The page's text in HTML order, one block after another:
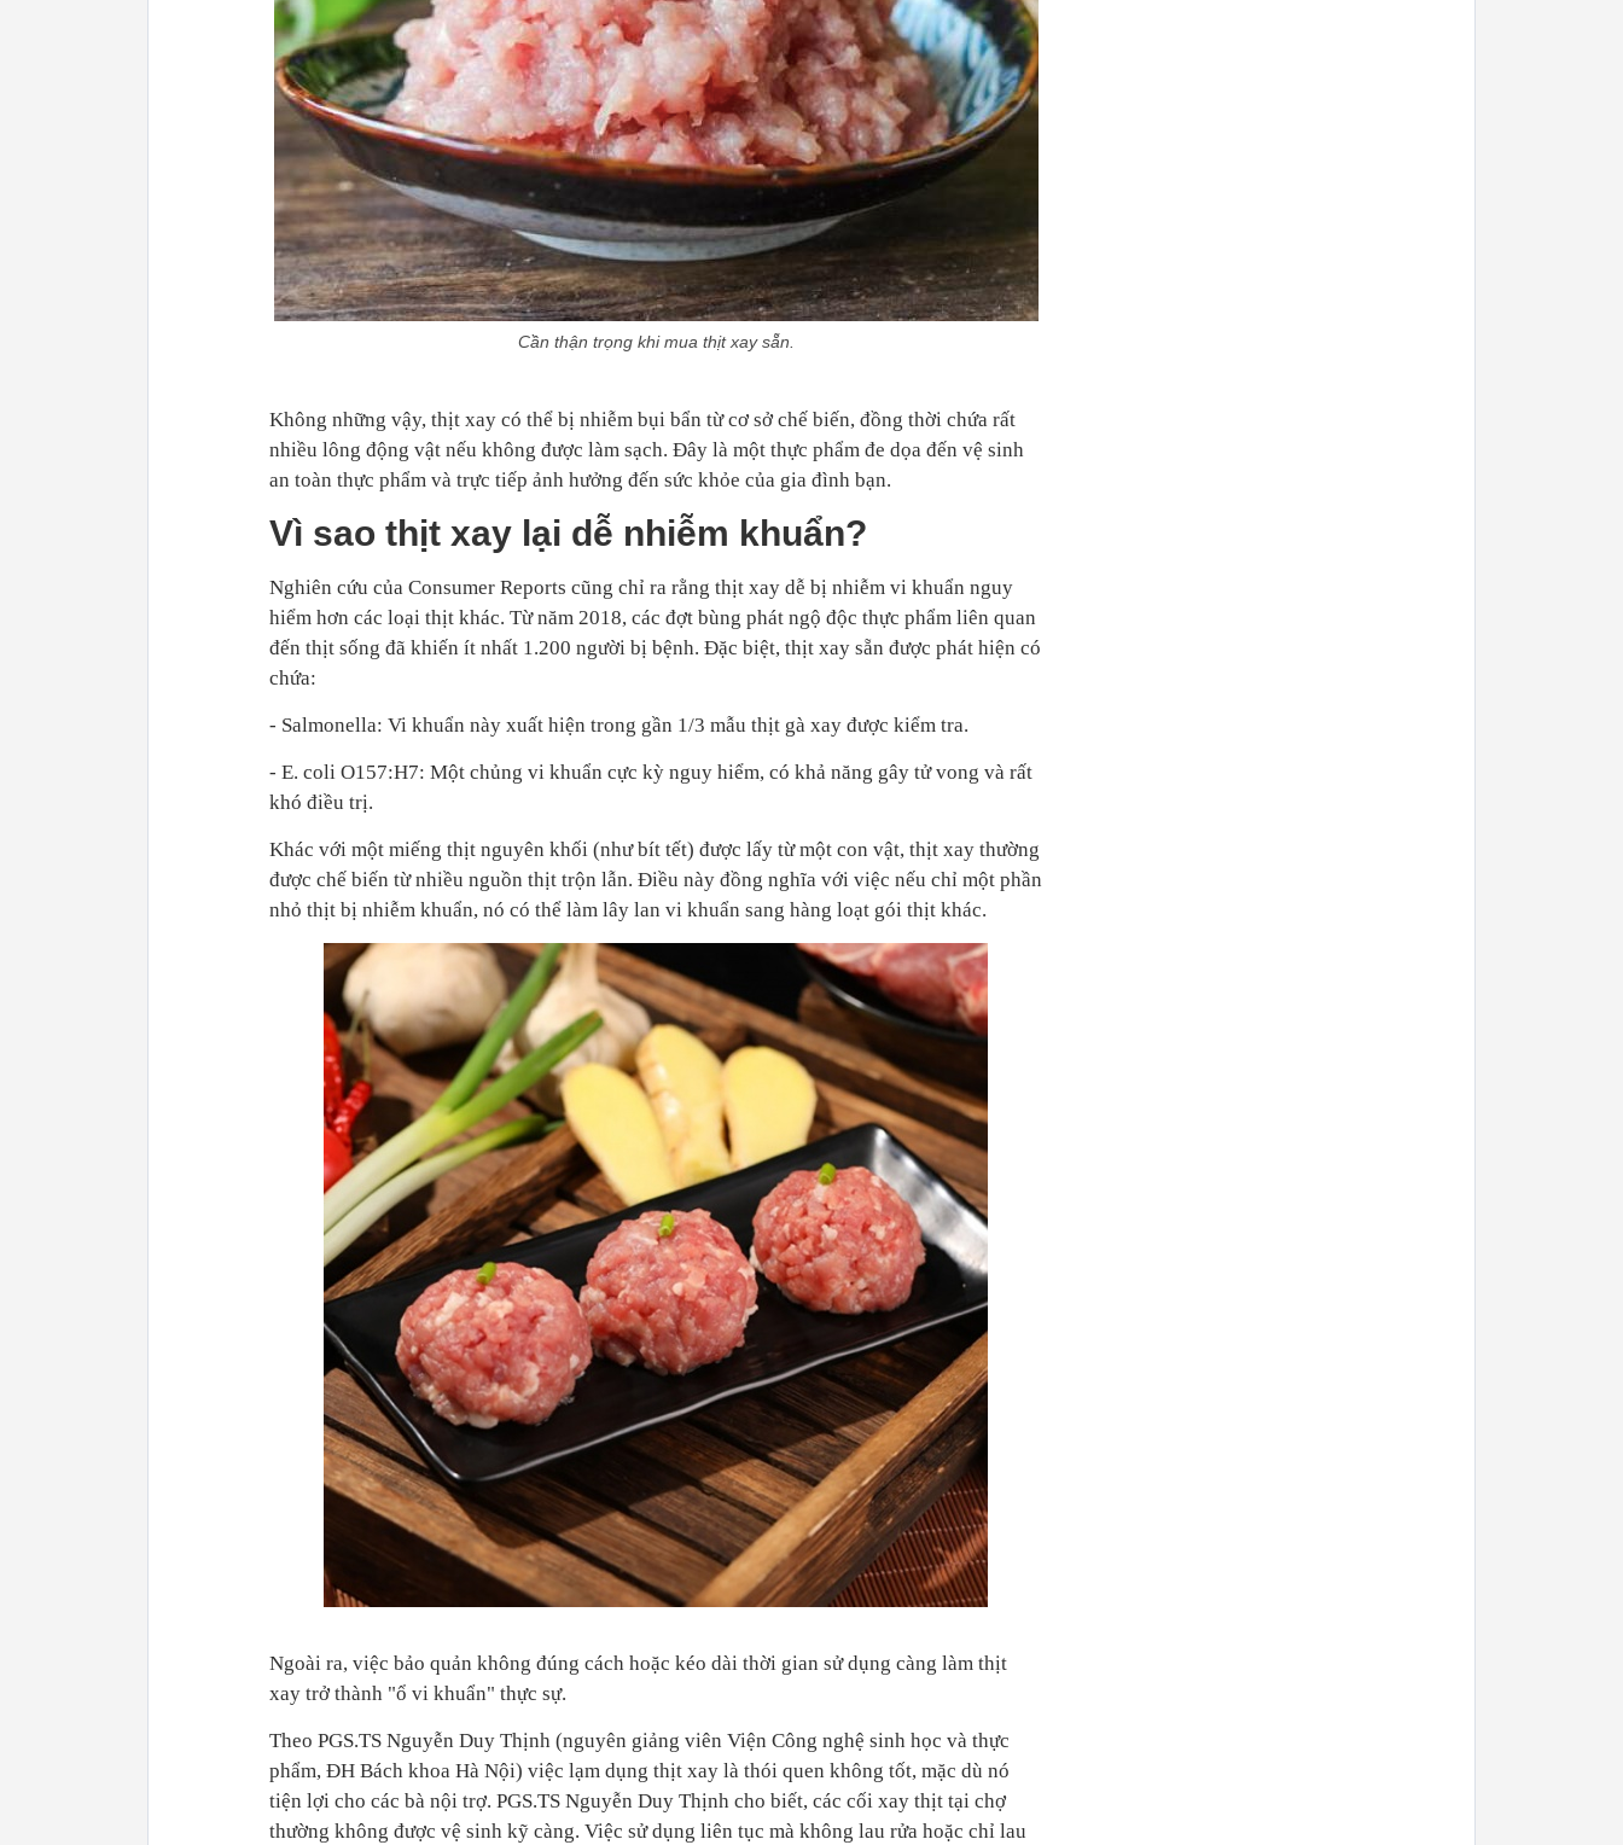
Cần thận trọng khi mua thịt xay sẵn.
Không những vậy, thịt xay có thể bị nhiễm bụi bẩn từ cơ sở chế biến, đồng thời chứa rất
nhiều lông động vật nếu không được làm sạch. Đây là một thực phẩm đe dọa đến vệ sinh
an toàn thực phẩm và trực tiếp ảnh hưởng đến sức khỏe của gia đình bạn.
Vì sao thịt xay lại dễ nhiễm khuẩn?
Nghiên cứu của Consumer Reports cũng chỉ ra rằng thịt xay dễ bị nhiễm vi khuẩn nguy
hiểm hơn các loại thịt khác. Từ năm 2018, các đợt bùng phát ngộ độc thực phẩm liên quan
đến thịt sống đã khiến ít nhất 1.200 người bị bệnh. Đặc biệt, thịt xay sẵn được phát hiện có
chứa:
- Salmonella: Vi khuẩn này xuất hiện trong gần 1/3 mẫu thịt gà xay được kiểm tra.
- E. coli O157:H7: Một chủng vi khuẩn cực kỳ nguy hiểm, có khả năng gây tử vong và rất
khó điều trị.
Khác với một miếng thịt nguyên khối (như bít tết) được lấy từ một con vật, thịt xay thường
được chế biến từ nhiều nguồn thịt trộn lẫn. Điều này đồng nghĩa với việc nếu chỉ một phần
nhỏ thịt bị nhiễm khuẩn, nó có thể làm lây lan vi khuẩn sang hàng loạt gói thịt khác.
Ngoài ra, việc bảo quản không đúng cách hoặc kéo dài thời gian sử dụng càng làm thịt
xay trở thành "ổ vi khuẩn" thực sự.
Theo PGS.TS Nguyễn Duy Thịnh (nguyên giảng viên Viện Công nghệ sinh học và thực
phẩm, ĐH Bách khoa Hà Nội) việc lạm dụng thịt xay là thói quen không tốt, mặc dù nó
tiện lợi cho các bà nội trợ. PGS.TS Nguyễn Duy Thịnh cho biết, các cối xay thịt tại chợ
thường không được vệ sinh kỹ càng. Việc sử dụng liên tục mà không lau rửa hoặc chỉ lau